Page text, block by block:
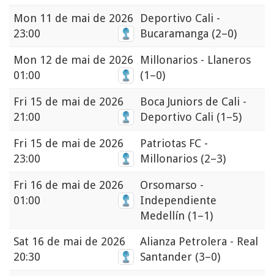
Mon 11 de mai de 2026
23:00
Deportivo Cali -
Bucaramanga (2–0)
Mon 12 de mai de 2026
01:00
Millonarios - Llaneros
(1–0)
Fri 15 de mai de 2026
21:00
Boca Juniors de Cali -
Deportivo Cali (1–5)
Fri 15 de mai de 2026
23:00
Patriotas FC -
Millonarios (2–3)
Fri 16 de mai de 2026
01:00
Orsomarso -
Independiente
Medellín (1–1)
Sat 16 de mai de 2026
20:30
Alianza Petrolera - Real
Santander (3–0)